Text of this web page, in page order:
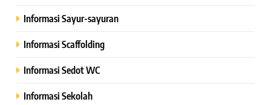
Informasi Sayur-sayuran
Informasi Scaffolding
Informasi Sedot WC
Informasi Sekolah